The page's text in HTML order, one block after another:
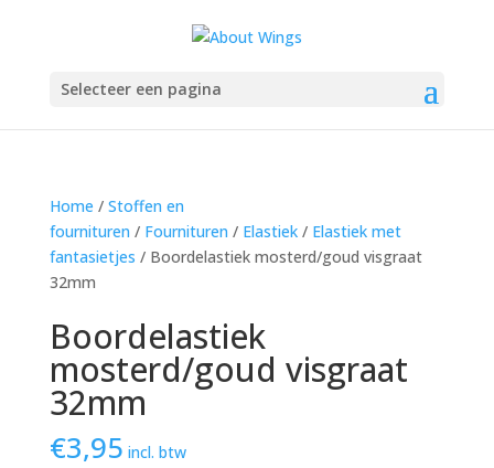
Selecteer een pagina
Home / Stoffen en
fournituren / Fournituren / Elastiek/ Elastiek met
fantasietjes / Boordelastiek mosterd/goud visgraat
32mm
Boordelastiek
mosterd/goud visgraat
32mm
€3,95 incl. btw